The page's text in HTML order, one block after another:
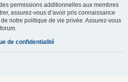
permissions additionnelles aux membres
assurez-vous d’avoir pris connaissance
notre politique de vie privée. Assurez-vous
de confidentialité